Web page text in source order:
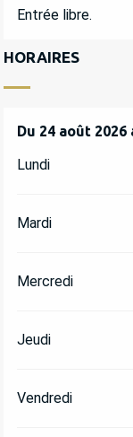
Entrée libre.
HORAIRES
Du 24 août 2026
Du 24 août 2026
Lundi
Mardi
Mercredi
Jeudi
Vendredi